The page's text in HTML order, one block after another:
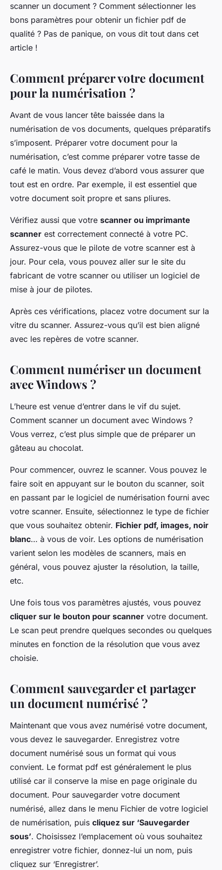
scanner un document ? Comment sélectionner les
bons paramètres pour obtenir un fichier pdf de
qualité ? Pas de panique, on vous dit tout dans cet
article !
Comment préparer votre document
pour la numérisation ?
Avant de vous lancer tête baissée dans la
numérisation de vos documents, quelques préparatifs
s’imposent. Préparer votre document pour la
numérisation, c’est comme préparer votre tasse de
café le matin. Vous devez d’abord vous assurer que
tout est en ordre. Par exemple, il est essentiel que
votre document soit propre et sans pliures.
Vérifiez aussi que votre scanner ou imprimante
scanner est correctement connecté à votre PC.
Assurez-vous que le pilote de votre scanner est à
jour. Pour cela, vous pouvez aller sur le site du
fabricant de votre scanner ou utiliser un logiciel de
mise à jour de pilotes.
Après ces vérifications, placez votre document sur la
vitre du scanner. Assurez-vous qu’il est bien aligné
avec les repères de votre scanner.
Comment numériser un document
avec Windows ?
L’heure est venue d’entrer dans le vif du sujet.
Comment scanner un document avec Windows ?
Vous verrez, c’est plus simple que de préparer un
gâteau au chocolat.
Pour commencer, ouvrez le scanner. Vous pouvez le
faire soit en appuyant sur le bouton du scanner, soit
en passant par le logiciel de numérisation fourni avec
votre scanner. Ensuite, sélectionnez le type de fichier
que vous souhaitez obtenir. Fichier pdf, images, noir
blanc… à vous de voir. Les options de numérisation
varient selon les modèles de scanners, mais en
général, vous pouvez ajuster la résolution, la taille,
etc.
Une fois tous vos paramètres ajustés, vous pouvez
cliquer sur le bouton pour scanner votre document.
Le scan peut prendre quelques secondes ou quelques
minutes en fonction de la résolution que vous avez
choisie.
Comment sauvegarder et partager
un document numérisé ?
Maintenant que vous avez numérisé votre document,
vous devez le sauvegarder. Enregistrez votre
document numérisé sous un format qui vous
convient. Le format pdf est généralement le plus
utilisé car il conserve la mise en page originale du
document. Pour sauvegarder votre document
numérisé, allez dans le menu Fichier de votre logiciel
de numérisation, puis cliquez sur ‘Sauvegarder
sous’. Choisissez l’emplacement où vous souhaitez
enregistrer votre fichier, donnez-lui un nom, puis
cliquez sur ‘Enregistrer’.